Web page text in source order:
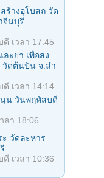
ร้างอุโบสถ วัด
จีนบุรี
เวลา 17:45
ะยา เพื่อสง
วัดต้นปัน จ.ลํา
เวลา 14:14
นุน วันพฤหัสบดี
ลา 18:06
วัดละหาร
เวลา 10:36